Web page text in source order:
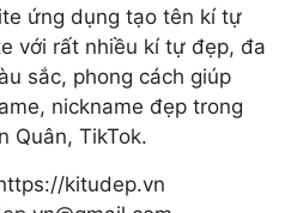
ứng dụng tạo tên kí tự
với rất nhiều kí tự đẹp, đa
sắc, phong cách giúp
nickname đẹp trong
Quân, TikTok.
kitudep.vn